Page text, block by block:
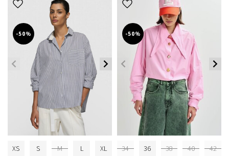
-50%
XS S M L XL
-50%
34 36 38 40 42